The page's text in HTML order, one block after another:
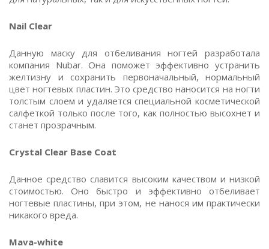
Nail Clear
Данную маску для отбеливания ногтей разработала
компания Nubar. Она поможет эффективно устранить
желтизну и сохранить первоначальный, нормальный
цвет ногтевых пластин. Это средство наносится на ногти
толстым слоем и удаляется специальной косметической
салфеткой только после того, как полностью высохнет и
станет прозрачным.
Crystal Clear Base Coat
Данное средство славится высоким качеством и низкой
стоимостью. Оно быстро и эффективно отбеливает
ногтевые пластины, при этом, не нанося им практически
никакого вреда.
Mava-white